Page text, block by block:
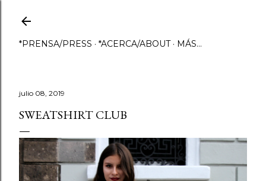
*PRENSA/PRESS *ACERCA/ABOUT MÁS…
julio 08, 2019
SWEATSHIRT CLUB